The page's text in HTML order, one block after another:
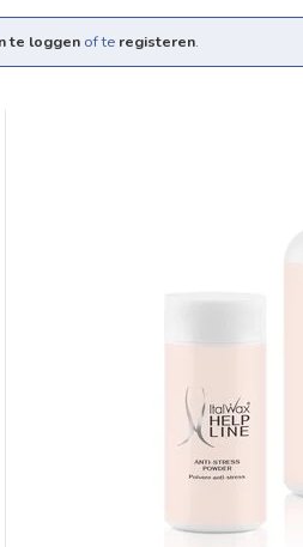
te loggen of te registeren.